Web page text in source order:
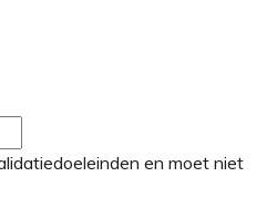
en moet niet